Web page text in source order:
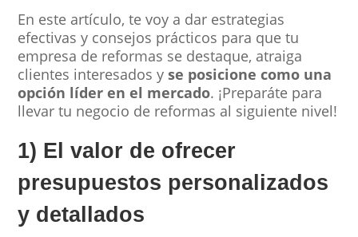
En este artículo, te voy a dar estrategias
efectivas y consejos prácticos para que tu
empresa de reformas se destaque, atraiga
clientes interesados yse posicione como una
opción líder en el mercado. ¡Preparáte para
llevar tu negocio de reformas al siguiente nivel!
1) El valor de ofrecer
presupuestos personalizados
y detallados